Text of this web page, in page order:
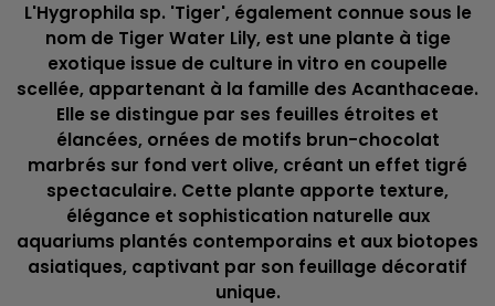
L'Hygrophila sp. 'Tiger', également connue sous le
nom de Tiger Water Lily, est une plante à tige
exotique issue de culture in vitro en coupelle
scellée, appartenant à la famille des Acanthaceae.
Elle se distingue par ses feuilles étroites et
élancées, ornées de motifs brun-chocolat
marbrés sur fond vert olive, créant un effet tigré
spectaculaire. Cette plante apporte texture,
élégance et sophistication naturelle aux
aquariums plantés contemporains et aux biotopes
asiatiques, captivant par son feuillage décoratif
unique.